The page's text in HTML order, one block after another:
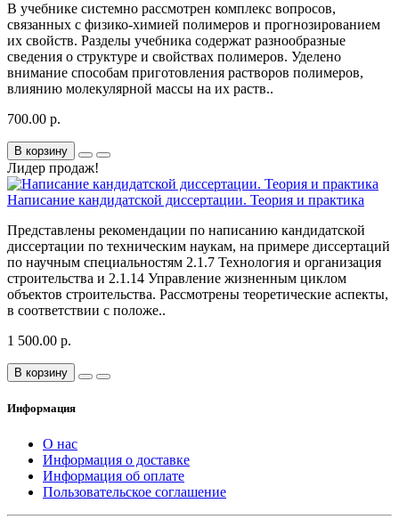
В учебнике системно рассмотрен комплекс вопросов,
связанных с физико-химией полимеров и прогнозированием
их свойств. Разделы учебника содержат разнообразные
сведения о структуре и свойствах полимеров. Уделено
внимание способам приготовления растворов полимеров,
влиянию молекулярной массы на их раств..
700.00 р.
В корзину
Лидер продаж!
Написание кандидатской диссертации. Теория и практика
Представлены рекомендации по написанию кандидатской
диссертации по техническим наукам, на примере диссертаций
по научным специальностям 2.1.7 Технология и организация
строительства и 2.1.14 Управление жизненным циклом
объектов строительства. Рассмотрены теоретические аспекты,
в соответствии с положе..
1 500.00 р.
В корзину
Информация
О нас
Информация о доставке
Информация об оплате
Пользовательское соглашение